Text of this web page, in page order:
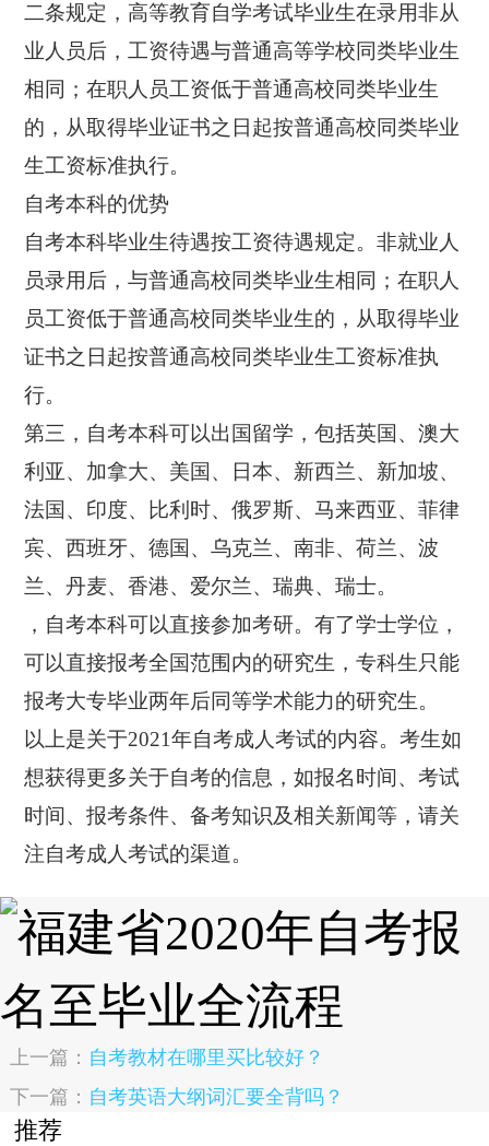
二条规定，高等教育自学考试毕业生在录用非从
业人员后，工资待遇与普通高等学校同类毕业生
相同；在职人员工资低于普通高校同类毕业生
的，从取得毕业证书之日起按普通高校同类毕业
生工资标准执行。
自考本科的优势
自考本科毕业生待遇按工资待遇规定。非就业人
员录用后，与普通高校同类毕业生相同；在职人
员工资低于普通高校同类毕业生的，从取得毕业
证书之日起按普通高校同类毕业生工资标准执
行。
第三，自考本科可以出国留学，包括英国、澳大
利亚、加拿大、美国、日本、新西兰、新加坡、
法国、印度、比利时、俄罗斯、马来西亚、菲律
宾、西班牙、德国、乌克兰、南非、荷兰、波
兰、丹麦、香港、爱尔兰、瑞典、瑞士。
，自考本科可以直接参加考研。有了学士学位，
可以直接报考全国范围内的研究生，专科生只能
报考大专毕业两年后同等学术能力的研究生。
以上是关于2021年自考成人考试的内容。考生如
想获得更多关于自考的信息，如报名时间、考试
时间、报考条件、备考知识及相关新闻等，请关
注自考成人考试的渠道。
上一篇： 自考教材在哪里买比较好？
下一篇： 自考英语大纲词汇要全背吗？
推荐